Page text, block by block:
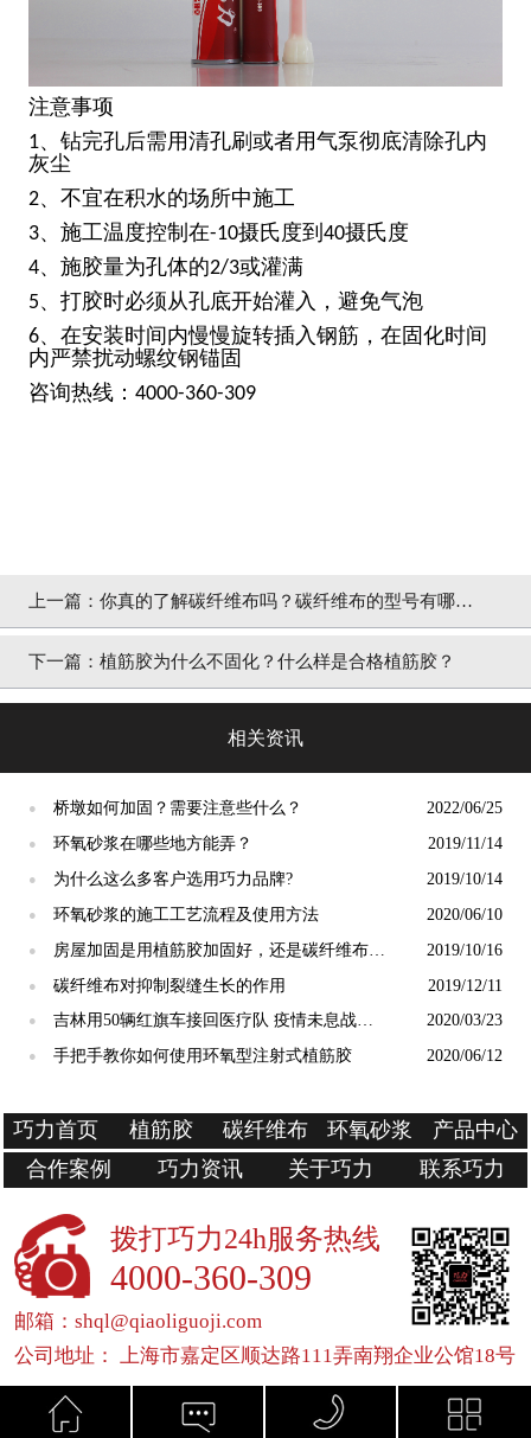
注意事项
1、钻完孔后需用清孔刷或者用气泵彻底清除孔内
灰尘
2、不宜在积水的场所中施工
3、施工温度控制在-10摄氏度到 40摄氏度
4、施胶量为孔体的2/3或灌满
5、打胶时必须从孔底开始灌入，避免气泡
6、在安装时间内慢慢旋转插入钢筋，在固化时间
内严禁扰动螺纹钢锚固
咨询热线： 4000-360-309
上一篇： 你真的了解碳纤维布吗？碳纤维布的型号有哪
些？
下一篇： 植筋胶为什么不固化？什么样是合格植筋胶？
相关资讯
● 桥墩如何加固？需要注意些什么？ 2022/06/25
● 环氧砂浆在哪些地方能弄？ 2019/11/14
● 为什么这么多客户选用巧力品牌? 2019/10/14
● 环氧砂浆的施工工艺流程及使用方法 2020/06/10
●
房屋加固是用植筋胶加固好，还是碳纤维布加
固好？
2019/10/16
● 碳纤维布对抑制裂缝生长的作用 2019/12/11
●
吉林用50辆红旗车接回医疗队 疫情未息战斗
不止
2020/03/23
● 手把手教你如何使用环氧型注射式植筋胶 2020/06/12
巧力首页 植筋胶 碳纤维布 环氧砂浆
产品中心
合作案例
巧力资讯 关于巧力 联系巧力
拨打巧力24h服务热线
4000-360-309
邮箱：shql@qiaoliguoji.com
公司地址： 上海市嘉定区顺达路111弄南翔企业公馆18号